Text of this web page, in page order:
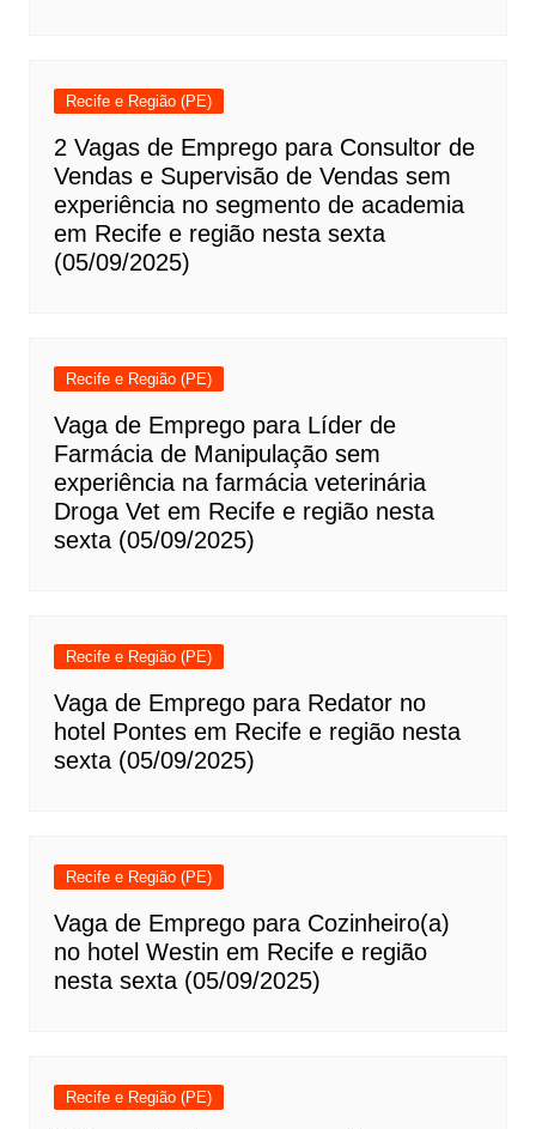
Recife e Região (PE)
2 Vagas de Emprego para Consultor de
Vendas e Supervisão de Vendas sem
experiência no segmento de academia
em Recife e região nesta sexta
(05/09/2025)
Recife e Região (PE)
Vaga de Emprego para Líder de
Farmácia de Manipulação sem
experiência na farmácia veterinária
Droga Vet em Recife e região nesta
sexta (05/09/2025)
Recife e Região (PE)
Vaga de Emprego para Redator no
hotel Pontes em Recife e região nesta
sexta (05/09/2025)
Recife e Região (PE)
Vaga de Emprego para Cozinheiro(a)
no hotel Westin em Recife e região
nesta sexta (05/09/2025)
Recife e Região (PE)